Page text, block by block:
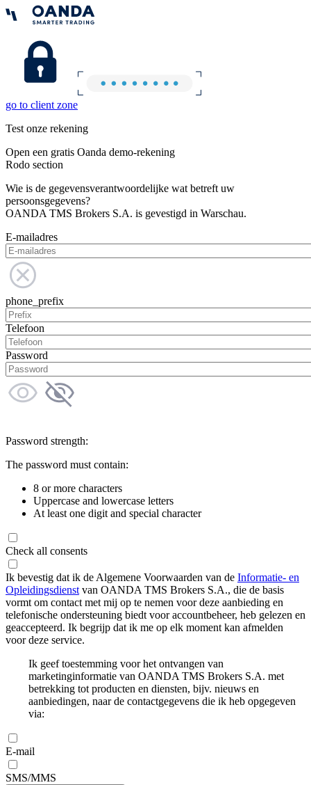
go to client zone
Test onze rekening
Open een gratis Oanda demo-rekening
Rodo section
Wie is de gegevensverantwoordelijke wat betreft uw
persoonsgegevens?
OANDA TMS Brokers S.A. is gevestigd in Warschau.
E-mailadres
phone_prefix
Telefoon
Password
Password strength:
The password must contain:
8 or more characters
Uppercase and lowercase letters
At least one digit and special character
Check all consents
Ik bevestig dat ik de Algemene Voorwaarden van de Informatie- en
Opleidingsdienst van OANDA TMS Brokers S.A., die de basis
vormt om contact met mij op te nemen voor deze aanbieding en
telefonische ondersteuning biedt voor accountbeheer, heb gelezen en
geaccepteerd. Ik begrijp dat ik me op elk moment kan afmelden
voor deze service.
Ik geef toestemming voor het ontvangen van
marketinginformatie van OANDA TMS Brokers S.A. met
betrekking tot producten en diensten, bijv. nieuws en
aanbiedingen, naar de contactgegevens die ik heb opgegeven
via:
E-mail
SMS/MMS